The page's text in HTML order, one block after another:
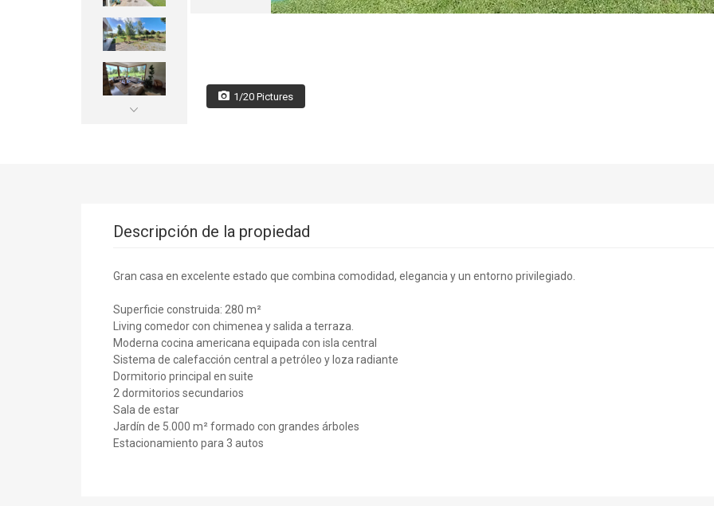
1/20 Pictures
Descripción de la propiedad
Gran casa en excelente estado que combina comodidad, elegancia y un entorno privilegiado.
Superficie construida: 280 m²
Living comedor con chimenea y salida a terraza.
Moderna cocina americana equipada con isla central
Sistema de calefacción central a petróleo y loza radiante
Dormitorio principal en suite
2 dormitorios secundarios
Sala de estar
Jardín de 5.000 m² formado con grandes árboles
Estacionamiento para 3 autos